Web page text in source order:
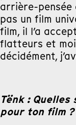
arrière-pensée
pas un film
film, il l’a
flatteurs et
décidément,
Tënk :
pour ton film ?